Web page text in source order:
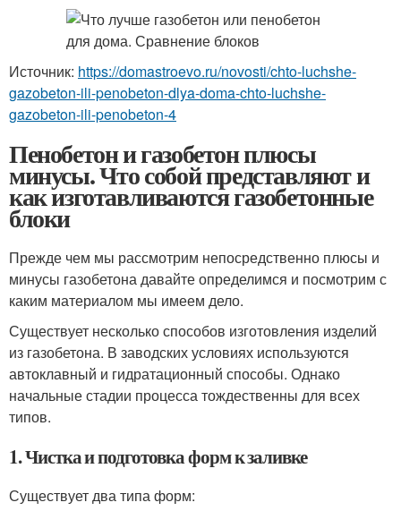
Источник: https://domastroevo.ru/novosti/chto-luchshe-
gazobeton-ili-penobeton-dlya-doma-chto-luchshe-
gazobeton-ili-penobeton-4
Пенобетон и газобетон плюсы
минусы. Что собой представляют и
как изготавливаются газобетонные
блоки
Прежде чем мы рассмотрим непосредственно плюсы и
минусы газобетона давайте определимся и посмотрим с
каким материалом мы имеем дело.
Существует несколько способов изготовления изделий
из газобетона. В заводских условиях используются
автоклавный и гидратационный способы. Однако
начальные стадии процесса тождественны для всех
типов.
1. Чистка и подготовка форм к заливке
Существует два типа форм: